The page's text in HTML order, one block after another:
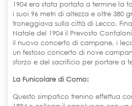
1904 era stata portata a termine la
i suoi 96 metri di altezza e oltre 380
troneggiava sulla città di Lecco.
Natale del 1904 il Prevosto
il nuovo concerto di campane, i
un festoso concerto di nove
sforzo e del sacrificio per portare a
La Funicolare di Como:
Questo simpatico trenino effettua